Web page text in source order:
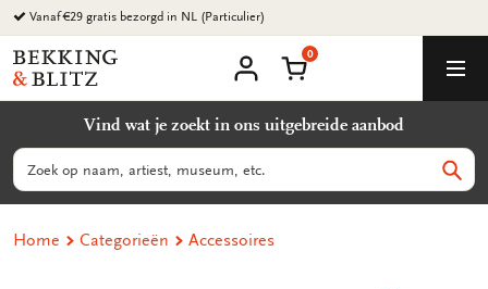
Ga
naar
content
Vanaf €29 gratis bezorgd in NL (Particulier)
Bekking
&
B.V.
account
Winkelmand
0
Vind wat je zoekt in ons uitgebreide aanbod
Zoeken
Home Categorieën Accessoires